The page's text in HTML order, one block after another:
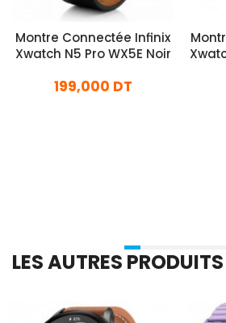
Montre Connectée Infinix
Xwatch N5 Pro WX5E Noir
199,000 DT
LES AUTRES